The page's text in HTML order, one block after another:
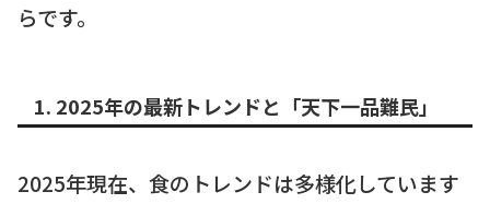
らです。
1. 2025年の最新トレンドと「天下一品難民」
2025年現在、食のトレンドは多様化しています